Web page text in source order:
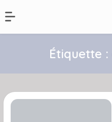
Étiquette :